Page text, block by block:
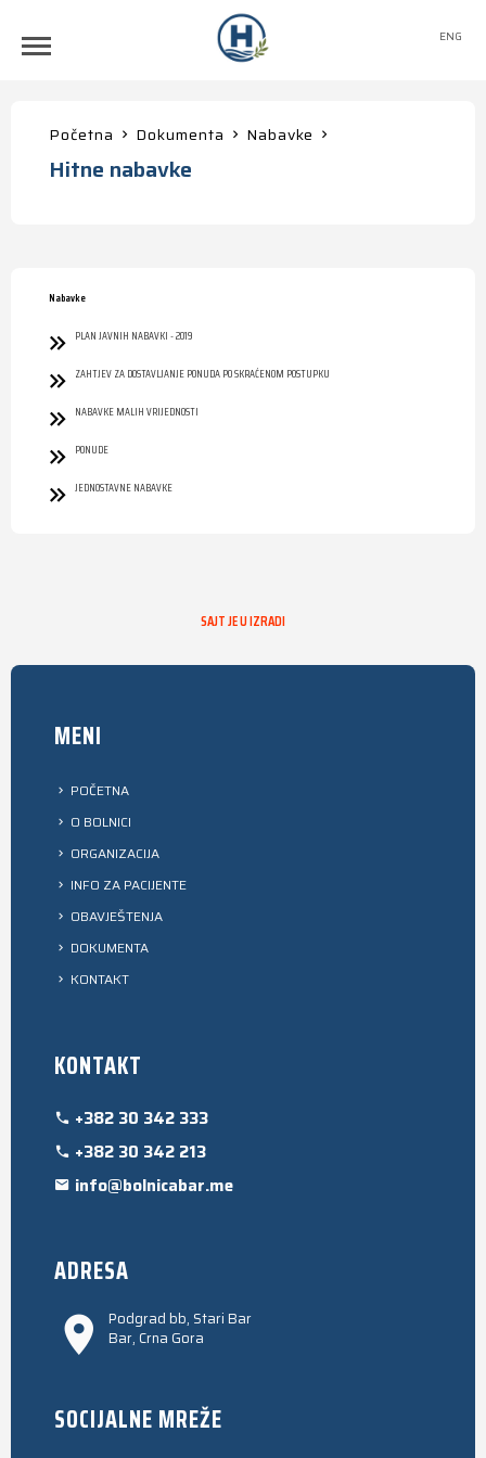
ENG
Početna Dokumenta Nabavke
Hitne nabavke
Nabavke
PLAN JAVNIH NABAVKI - 2019
ZAHTJEV ZA DOSTAVLJANJE PONUDA PO SKRAĆENOM POSTUPKU
NABAVKE MALIH VRIJEDNOSTI
PONUDE
JEDNOSTAVNE NABAVKE
SAJT JE U IZRADI
MENI
POČETNA
O BOLNICI
ORGANIZACIJA
INFO ZA PACIJENTE
OBAVJEŠTENJA
DOKUMENTA
KONTAKT
KONTAKT
+382 30 342 333
+382 30 342 213
info@bolnicabar.me
ADRESA
Podgrad bb, Stari Bar
Bar, Crna Gora
SOCIJALNE MREŽE